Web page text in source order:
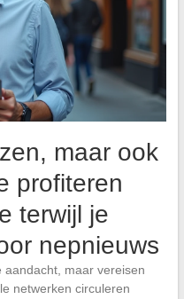
maar ook
profiteren
terwijl je
nepnieuws
maar vereisen
netwerken circuleren